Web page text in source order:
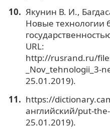
Якунин В. И.,
Новые технологии
URL:
http://rusrand.ru/
_Nov_tehnologii_3-
25.01.2019).
https://
английский/put-
25.01.2019).